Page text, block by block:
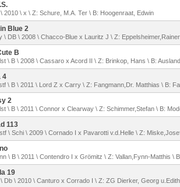
2010 \ x \ Z: Schure, M.A. Ter \ B: Hoogenraat, Edwin
Blue 2
\ DB \ 2008 \ Chacco-Blue x Lauritz J \ Z:
B
\ B \ 2008 \ Cassaro x Acord II \ Z: Brinkop, Hans \ B: Ausland
4
\ B \ 2011 \ Lord Z x Carry \ Z: Fangmann,Dr. Matthias \ B:
2
\ B \ 2011 \ Connor x Clearway \ Z: Schimmer,Stefan \ B:
113
\ Schi \ 2009 \ Cornado I x Pavarotti v.d.Helle \ Z:
\ B \ 2011 \ Contendro I x Grömitz \ Z: Vallan,Fynn-Matthis \
19
Db \ 2010 \ Canturo x Corrado I \ Z: ZG Dierker, Georg